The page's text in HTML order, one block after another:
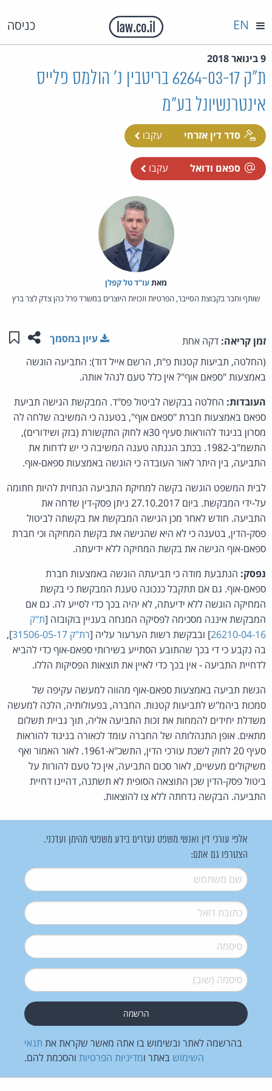
כניסה EN
9 בינואר 2018
ת"ק 6264-03-17 בריטבין נ' הולמס פלייס
אינטרנשיונל בע"מ
סדר דין אזרחי עקבו
ספאם ודואל עקבו
מאת‏עו"ד טל קפלן
שותף וחבר בקבוצת הסייבר, הפרטיות וזכויות היוצרים במשרד פרל כהן צדק לצר ברץ
זמן קריאה: דקה אחת שתפו
עיון במסמך
(החלטה, תביעות קטנות פ"ת, הרשם אייל דוד): התביעה הוגשה
באמצעות "ספאם אוף"? אין כלל טעם לנהל אותה.
העובדות: החלטה בבקשה לביטול פס"ד. המבקשת הגישה תביעת
ספאם באמצעות חברת "ספאם אוף", בטענה כי המשיבה שלחה לה
מסרון בניגוד להוראות סעיף 30א לחוק התקשורת (בזק ושידורים),
התשמ"ב-1982. בכתב הגנתה טענה המשיבה כי יש לדחות את
התביעה, בין היתר לאור העובדה כי הוגשה באמצעות ספאם-אוף.
לבית המשפט הוגשה בקשה למחיקת התביעה הנחזית להיות חתומה
על-ידי המבקשת. ביום 27.10.2017 ניתן פסק-דין שדחה את
התביעה. חודש לאחר מכן הגישה המבקשת את בקשתה לביטול
פסק-הדין, בטענה כי לא היא שהגישה את בקשת המחיקה וכי חברת
ספאם-אוף הגישה את בקשת המחיקה ללא ידיעתה.
נפסק: הנתבעת מודה כי תביעתה הוגשה באמצעות חברת
ספאם-אוף. גם אם תתקבל כנכונה טענת המבקשת כי בקשת
המחיקה הוגשה ללא ידיעתה, לא יהיה בכך כדי לסייע לה. גם אם
המבקשת איננה מסכימה לפסיקה המנחה בעניין בוקובזה [ת"ק
26210-04-16] ובבקשת רשות הערעור עליה [רת"ק 31506-05-17
],
בה נקבע כי די בכך שהתובע הסתייע בשירותי ספאם-אוף כדי להביא
לדחיית התביעה - אין בכך כדי לאיין את תוצאות הפסיקות הללו.
הגשת תביעה באמצעות ספאם-אוף מהווה למעשה עקיפה של
סמכות ביהמ"ש לתביעות קטנות. החברה, בפעולותיה, הלכה למעשה
משדלת יחידים להמחות את זכות התביעה אליה, תוך גביית תשלום
מתאים. אופן התנהלותה של החברה עומד לכאורה בניגוד להוראות
סעיף 20 לחוק לשכת עורכי הדין, התשכ"א-1961. לאור האמור ואף
משיקולים מעשיים, לאור סכום התביעה, אין כל טעם להורות על
ביטול פסק-הדין שכן התוצאה הסופית לא תשתנה, דהיינו דחיית
התביעה. הבקשה נדחתה ללא צו להוצאות.
אלפי עורכי דין ואנשי משפט נעזרים בידע משפטי מהימן ועדכני.
הצטרפו גם אתם:
שם משתמש*
דואל*
סיסמה*
סיסמה (שוב)*
בהרשמה לאתר ובשימוש בו אתה מאשר שקראת את תנאי
השימוש באתר ומדיניות הפרטיות והסכמת להם.